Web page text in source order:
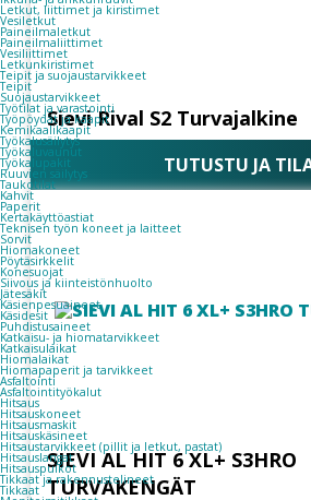
Letkut, liittimet ja kiristimet
Vesiletkut
Paineilmaletkut
Paineilmaliittimet
Vesiliittimet
Letkunkiristimet
Teipit ja suojaustarvikkeet
Teipit
Suojaustarvikkeet
Työtilat ja varastointi
Työpöydät ja kaapit
Kemikaalikaapit
Työkalusäilytys
Työkaluvaunut
Työkalupakit
Ruuvien säilytys
Taukotilat
Kahvit
Paperit
Kertakäyttöastiat
Teknisen työn koneet ja laitteet
Sorvit
Hiomakoneet
Pöytäsirkkelit
Konesuojat
Siivous ja kiinteistönhuolto
Jätesäkit
Käsienpesuaineet
Käsidesit
Puhdistusaineet
Katkaisu- ja hiomatarvikkeet
Katkaisulaikat
Hiomalaikat
Hiomapaperit ja tarvikkeet
Asfaltointi
Asfaltointityökalut
Hitsaus
Hitsauskoneet
Hitsausmaskit
Hitsauskäsineet
Hitsaustarvikkeet (pillit ja letkut, pastat)
Hitsauslangat
Hitsauspuikot
Tikkaat ja rakennustelineet
Tikkaat
Sievi Rival S2 Turvajalkine
TUTUSTU JA
SIEVI AL HIT 6 XL+ S3HRO
TURVAKENGÄT